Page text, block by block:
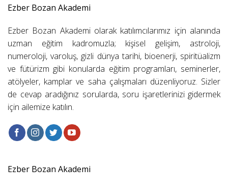
Ezber Bozan Akademi
Ezber Bozan Akademi olarak katılımcılarımız için alanında
uzman eğitim kadromuzla; kişisel gelişim, astroloji,
numeroloji, varoluş, gizli dünya tarihi, bioenerji, spiritüalizm
ve fütürizm gibi konularda eğitim programları, seminerler,
atölyeler, kamplar ve saha çalışmaları düzenliyoruz. Sizler
de cevap aradığınız sorularda, soru işaretlerinizi gidermek
için ailemize katılın.
Ezber Bozan Akademi